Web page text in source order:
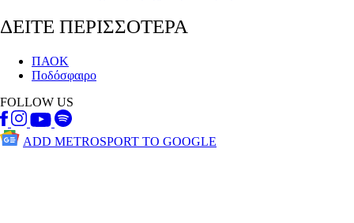
ΔΕΙΤΕ ΠΕΡΙΣΣΟΤΕΡΑ
ΠΑΟΚ
Ποδόσφαιρο
FOLLOW US
ADD METROSPORT TO GOOGLE